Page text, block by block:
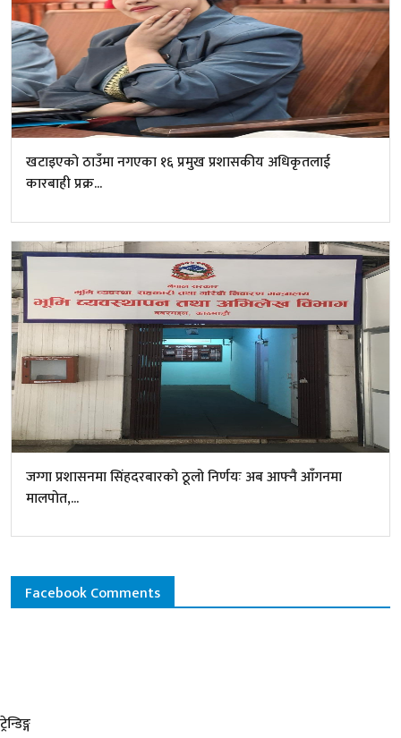
खटाइएको ठाउँमा नगएका १६ प्रमुख प्रशासकीय अधिकृतलाई
कारबाही प्रक्र...
जग्गा प्रशासनमा सिंहदरबारको ठूलो निर्णयः अब आफ्नै आँगनमा
मालपोत,...
Facebook Comments
ट्रेन्डिङ्ग